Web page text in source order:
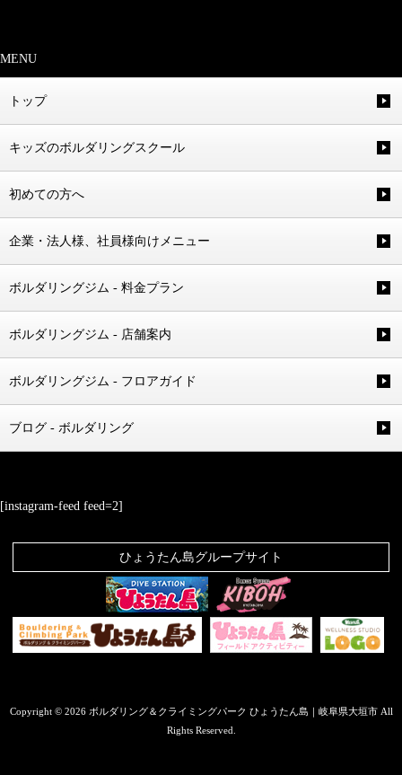
MENU
トップ
キッズのボルダリングスクール
初めての方へ
企業・法人様、社員様向けメニュー
ボルダリングジム - 料金プラン
ボルダリングジム - 店舗案内
ボルダリングジム - フロアガイド
ブログ - ボルダリング
[instagram-feed feed=2]
ひょうたん島グループサイト
Copyright © 2026 ボルダリング＆クライミングパーク ひょうたん島｜岐阜県大垣市 All
Rights Reserved.